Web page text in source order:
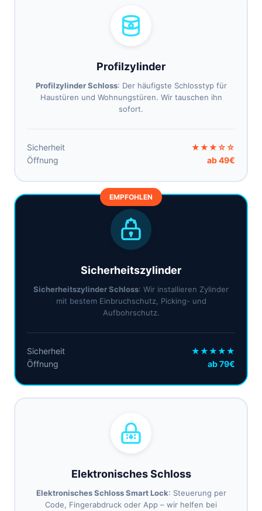
Profilzylinder
Profilzylinder Schloss: Der häufigste Schlosstyp für
Haustüren und Wohnungstüren. Wir tauschen ihn
sofort.
Sicherheit
★★★☆☆
Öffnung
ab 49€
EMPFOHLEN
Sicherheitszylinder
Sicherheitszylinder Schloss: Wir installieren Zylinder
mit bestem Einbruchschutz, Picking- und
Aufbohrschutz.
Sicherheit
★★★★★
Öffnung
ab 79€
Elektronisches Schloss
Elektronisches Schloss Smart Lock: Steuerung per
Code, Fingerabdruck oder App – wir helfen bei